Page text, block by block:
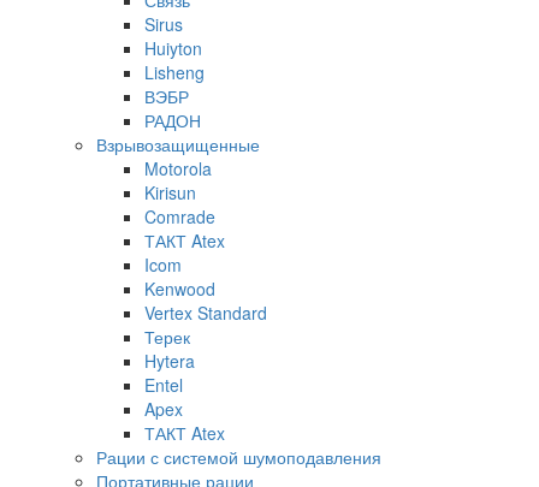
Sirus
Huiyton
Lisheng
ВЭБР
РАДОН
Взрывозащищенные
Motorola
Kirisun
Comrade
ТАКТ Atex
Icom
Kenwood
Vertex Standard
Терек
Hytera
Entel
Apex
ТАКТ Atex
Рации с системой шумоподавления
Портативные рации